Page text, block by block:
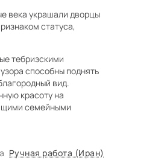
века украшали дворцы
статуса,
тебризскими
способны поднять
вид.
красоту на
семейными
Ручная работа (Иран)